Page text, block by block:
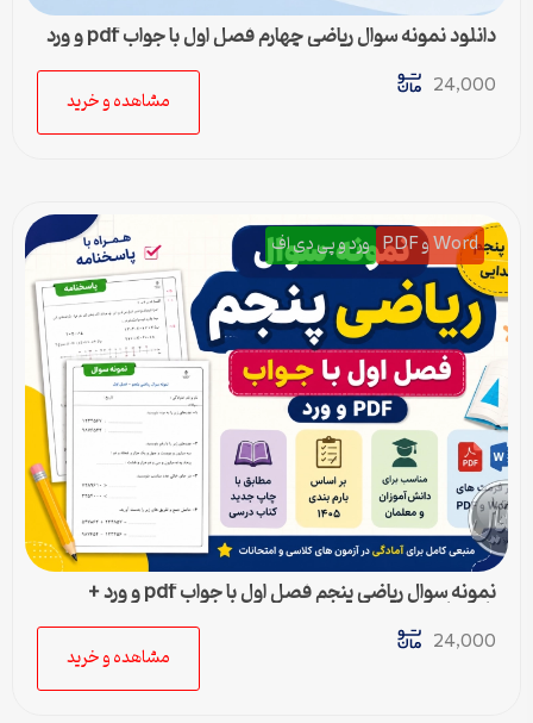
دانلود نمونه سوال ریاضی چهارم فصل اول با جواب pdf و ورد
24,000
مشاهده و خرید
Word و PDF ورد و پی دی اف
نمونه سوال ریاضی پنجم فصل اول با جواب pdf و ورد +
24,000
مشاهده و خرید